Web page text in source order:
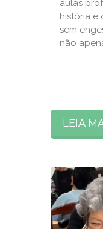
aulas
história e
sem
não
LEIA